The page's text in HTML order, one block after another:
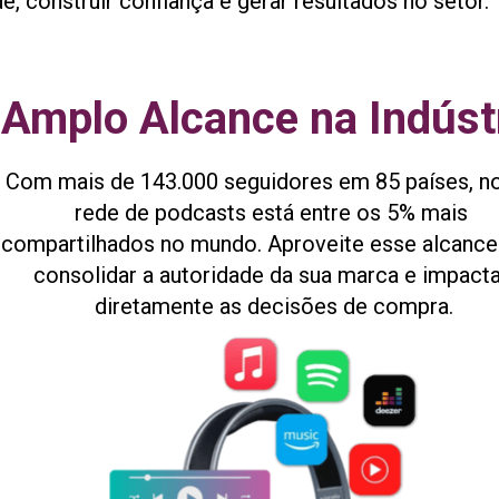
Amplo Alcance na
Com mais de 143.000 seguidores em 85 países,
rede de podcasts está entre os 5% mais
compartilhados no mundo. Aproveite esse
consolidar a autoridade da sua marca e
diretamente as decisões de compra.